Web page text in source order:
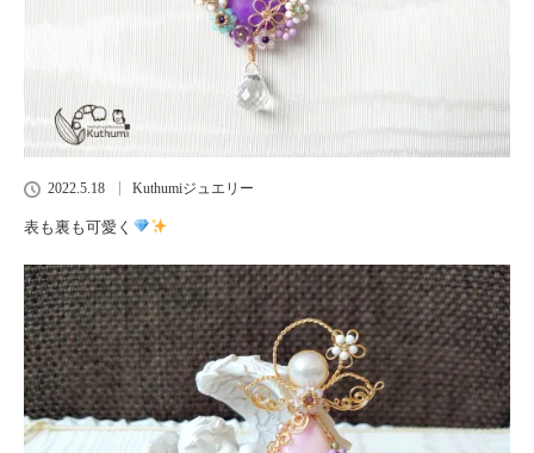
2022.5.18 Kuthumiジュエリー
表も裏も可愛く